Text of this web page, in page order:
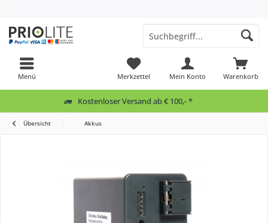
Menü Warenkorb
Merkzettel Mein Konto
Kostenloser Versand ab € 100,- *
Übersicht Akkus